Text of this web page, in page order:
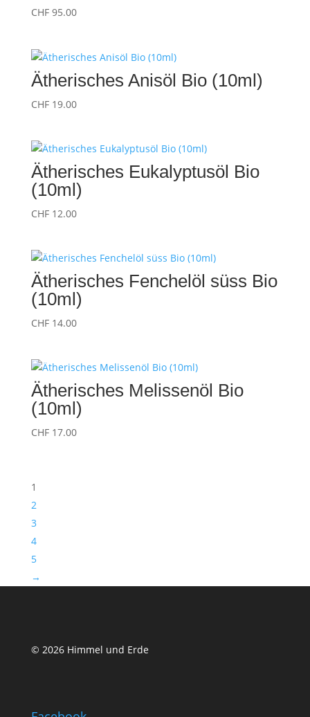
CHF95.00
Ätherisches Anisöl Bio (10ml)
CHF19.00
Ätherisches Eukalyptusöl Bio
(10ml)
CHF12.00
Ätherisches Fenchelöl süss Bio
(10ml)
CHF14.00
Ätherisches Melissenöl Bio
(10ml)
CHF17.00
1
2
3
4
5
→
© 2026 Himmel und Erde